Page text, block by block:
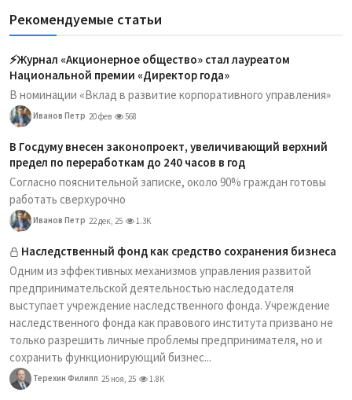
Рекомендуемые статьи
⚡️Журнал «Акционерное общество» стал лауреатом
Национальной премии «Директор года»
В номинации «Вклад в развитие корпоративного управления»
Иванов Петр 20 фев 568
В Госдуму внесен законопроект, увеличивающий верхний
предел по переработкам до 240 часов в год
Согласно пояснительной записке, около 90% граждан готовы
работать сверхурочно
Иванов Петр 22 дек, 25 1.3K
Наследственный фонд как средство сохранения бизнеса
Одним из эффективных механизмов управления развитой
предпринимательской деятельностью наследодателя
выступает учреждение наследственного фонда. Учреждение
наследственного фонда как правового института призвано не
только разрешить личные проблемы предпринимателя, но и
сохранить функционирующий бизнес...
Терехин Филипп 25 ноя, 25 1.8K